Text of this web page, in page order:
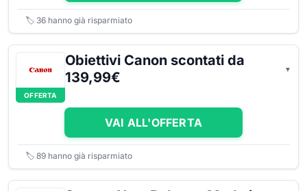
🏷️ 36 hanno già risparmiato
OFFERTA
Obiettivi Canon scontati da
139,99€
VAI ALL'OFFERTA
🏷️ 89 hanno già risparmiato